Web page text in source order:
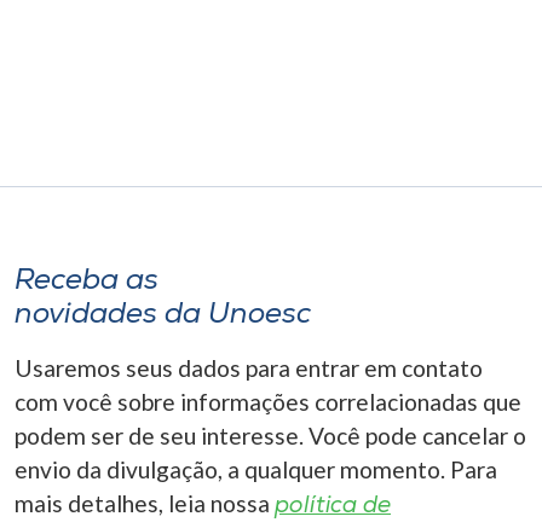
Receba as
novidades da Unoesc
Usaremos seus dados para entrar em contato
com você sobre informações correlacionadas que
podem ser de seu interesse. Você pode cancelar o
envio da divulgação, a qualquer momento. Para
mais detalhes, leia nossa política de